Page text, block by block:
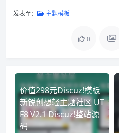
发表至： 主题模板
0
价值298元Discuz!模板
新锐创想轻主题社区 UT
F8 V2.1 Discuz!整站源
码